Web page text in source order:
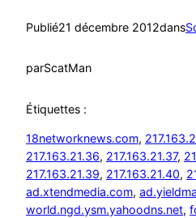
Publié21 décembre 2012dans
parScatMan
Étiquettes :
18networknews.com,
217.163.21.36, 217.163.21.37,
217.163.21.39, 217.163.21.40,
ad.xtendmedia.com,
world.ngd.ysm.yahoodns.net,